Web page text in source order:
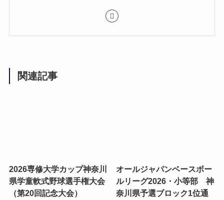
関連記事
2026専修大学カップ神奈川
県学童軟式野球選手権大会
（第20回記念大会）
オールジャパンベースボー
ルリーグ2026・小等部 神
奈川県予選ブロック1位通